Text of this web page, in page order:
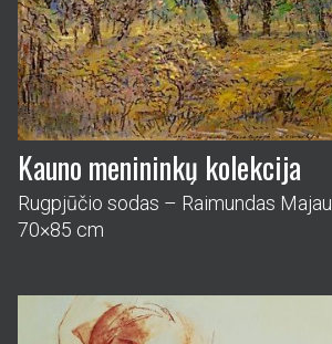
Kauno menininkų kolekcija
Rugpjūčio sodas – Raimundas
70×85 cm